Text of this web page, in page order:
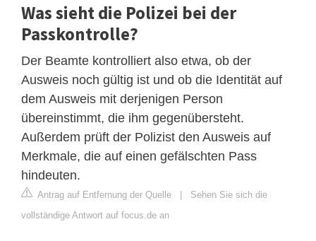
Was sieht die Polizei bei der
Passkontrolle?
Der Beamte kontrolliert also etwa, ob der
Ausweis noch gültig ist und ob die Identität auf
dem Ausweis mit derjenigen Person
übereinstimmt, die ihm gegenübersteht.
Außerdem prüft der Polizist den Ausweis auf
Merkmale, die auf einen gefälschten Pass
hindeuten.
Antrag auf Entfernung der Quelle | Sehen Sie sich die
vollständige Antwort auf focus.de an